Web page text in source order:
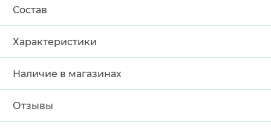
Состав
Характеристики
Наличие в магазинах
Отзывы